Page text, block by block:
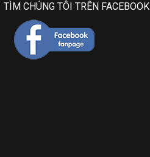
TÌM CHÚNG TÔI TRÊN FACEBOOK